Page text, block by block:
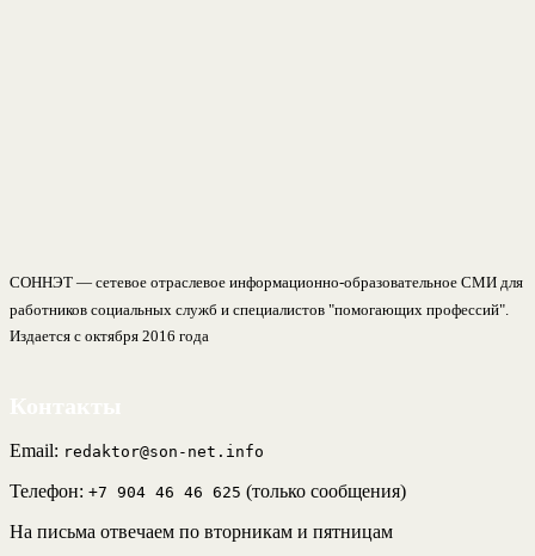
СОННЭТ — сетевое отраслевое информационно-образовательное СМИ для
работников социальных служб и специалистов "помогающих профессий".
Издается с октября 2016 года
Email: redaktor@son-net.info
Телефон: +7 904 46 46 625 (только сообщения)
На письма отвечаем по вторникам и пятницам